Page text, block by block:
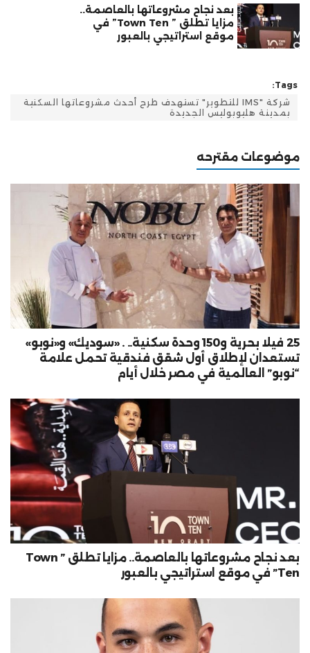
بعد نجاح مشروعاتها بالعاصمة..
مزايا تطلق ” Town Ten” في
موقع استراتيجي بالعبور
Tags:
شركة "IMS للتطوير" تستهدف طرح أحدث مشروعاتها السكنية
بمدينة هليوبوليس الجديدة
موضوعات مقترحه
25 فيلا بحرية و150 وحدة سكنية.. . «سوديك» و«نوبو»
تستعدان لإطلاق أول شقق فندقية تحمل علامة
“نوبو” العالمية في مصر خلال أيام
بعد نجاح مشروعاتها بالعاصمة.. مزايا تطلق ” Town
Ten” في موقع استراتيجي بالعبور